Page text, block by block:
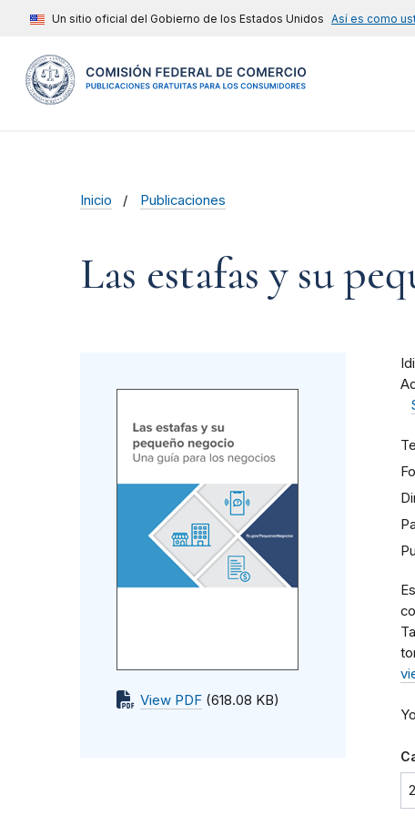
Un sitio oficial del Gobierno de los Estados Unidos Así es como
Inicio Publicaciones
Las estafas y su
View PDF (618.08 KB)